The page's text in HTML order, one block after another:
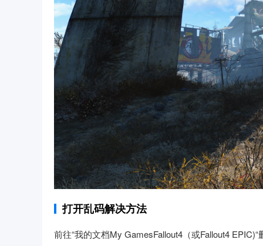
打开乱码解决方法
前往“我的文档My GamesFallout4（或Fallout4